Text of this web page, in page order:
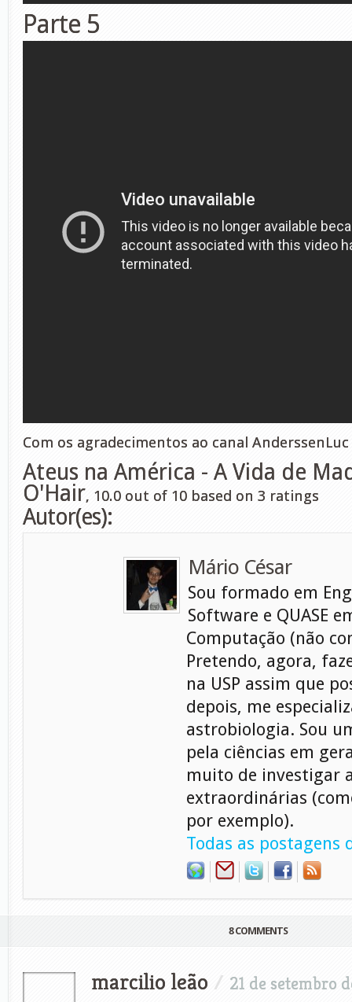
Parte 5
Com os agradecimentos ao canal
Ateus na América - A Vida de
O'Hair, 10.0 out of 10 based on 3 ratings
Autor(es):
Mário César
Sou formado em
Software e QUASE
Computação (não
Pretendo, agora,
na USP assim que
depois, me
astrobiologia. Sou
pela ciências em
muito de investigar
extraordinárias
por exemplo).
Todas as postagens
8 COMMENTS
marcilio leão / 21 de setembro